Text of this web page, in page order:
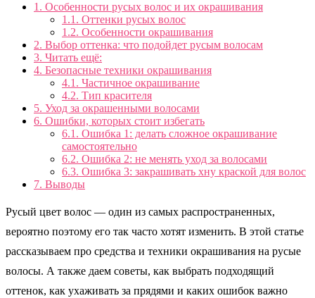
1. Особенности русых волос и их окрашивания
1.1. Оттенки русых волос
1.2. Особенности окрашивания
2. Выбор оттенка: что подойдет русым волосам
3. Читать ещё:
4. Безопасные техники окрашивания
4.1. Частичное окрашивание
4.2. Тип красителя
5. Уход за окрашенными волосами
6. Ошибки, которых стоит избегать
6.1. Ошибка 1: делать сложное окрашивание
самостоятельно
6.2. Ошибка 2: не менять уход за волосами
6.3. Ошибка 3: закрашивать хну краской для волос
7. Выводы
Русый цвет волос — один из самых распространенных,
вероятно поэтому его так часто хотят изменить. В этой статье
рассказываем про средства и техники окрашивания на русые
волосы. А также даем советы, как выбрать подходящий
оттенок, как ухаживать за прядями и каких ошибок важно